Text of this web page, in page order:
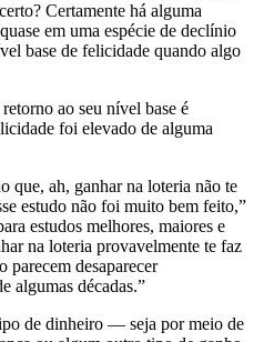
Certamente há alguma
em uma espécie de declínio
base de felicidade quando algo
ao seu nível base é
foi elevado de alguma
que, ah, ganhar na loteria não te
estudo não foi muito bem feito,”
estudos melhores, maiores e
na loteria provavelmente te faz
parecem desaparecer
algumas décadas.”
de dinheiro — seja por meio de